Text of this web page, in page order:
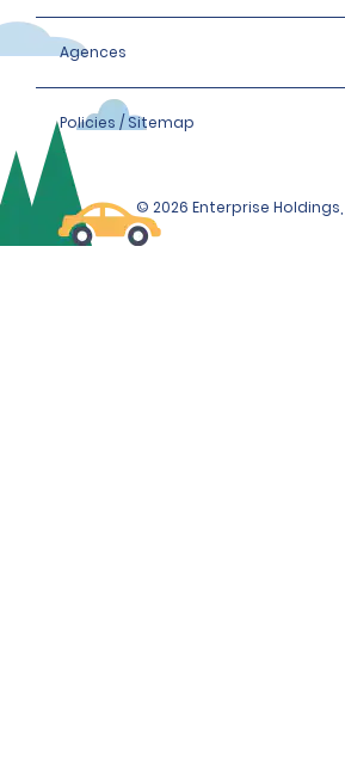
Agences
Policies / Sitemap
© 2026 Enterprise